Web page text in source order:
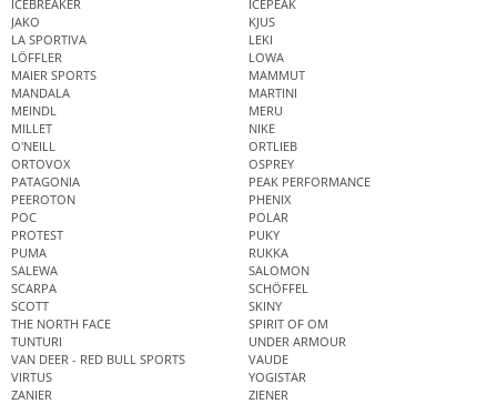
ICEBREAKER
ICEPEAK
JAKO
KJUS
LA SPORTIVA
LEKI
LÖFFLER
LOWA
MAIER SPORTS
MAMMUT
MANDALA
MARTINI
MEINDL
MERU
MILLET
NIKE
O'NEILL
ORTLIEB
ORTOVOX
OSPREY
PATAGONIA
PEAK PERFORMANCE
PEEROTON
PHENIX
POC
POLAR
PROTEST
PUKY
PUMA
RUKKA
SALEWA
SALOMON
SCARPA
SCHÖFFEL
SCOTT
SKINY
THE NORTH FACE
SPIRIT OF OM
TUNTURI
UNDER ARMOUR
VAN DEER - RED BULL SPORTS
VAUDE
VIRTUS
YOGISTAR
ZANIER
ZIENER